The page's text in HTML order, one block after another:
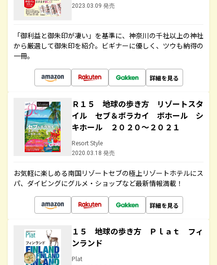
2023.03.09 発売
「御利益と御朱印が凄い」を基準に、神奈川の千社以上の神社
から厳選して御朱印を紹介。ビギナーに優しく、ツウも納得の
一冊。
詳細を見る
Ｒ１５ 地球の歩き方 リゾートスタ
イル セブ＆ボラカイ ボホール シ
キホール ２０２０～２０２１
Resort Style
2020.03.18 発売
お気軽に楽しめる南国リゾートセブの極上リゾートホテルにス
パ、ダイビングにグルメ・ショップなど最新情報満載！
詳細を見る
１５ 地球の歩き方 Ｐｌａｔ フィ
ンランド
Plat